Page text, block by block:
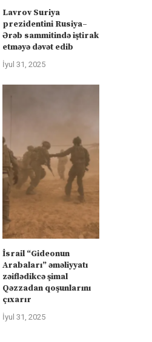
Kanadanın İsrailə silah
Lavrov Suriya
prezidentini Rusiya–
Ərəb sammitində iştirak
etməyə dəvət edib
İyul 31, 2025
İsrail “Gideonun
Arabaları” əməliyyatı
zəiflədikcə şimal
Qəzzadan qoşunlarını
çıxarır
İyul 31, 2025